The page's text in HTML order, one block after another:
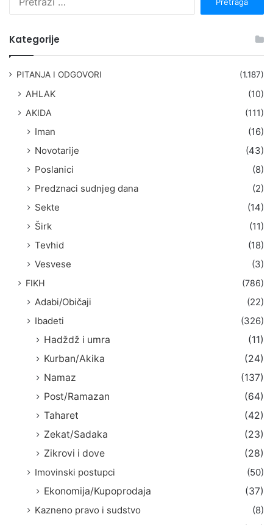
Kategorije
PITANJA I ODGOVORI (1.187)
AHLAK
(10)
AKIDA
(111)
Iman
(16)
Novotarije
(43)
Poslanici
(8)
Predznaci sudnjeg dana
(2)
Sekte
(14)
Širk
(11)
Tevhid
(18)
Vesvese
(3)
FIKH (786)
Adabi/Običaji
(22)
Ibadeti
(326)
Hadždž i umra
(11)
Kurban/Akika
(24)
Namaz
(137)
Post/Ramazan
(64)
Taharet
(42)
Zekat/Sadaka
(23)
Zikrovi i dove
(28)
Imovinski postupci
(50)
Ekonomija/Kupoprodaja
(37)
Kazneno pravo i sudstvo
(8)